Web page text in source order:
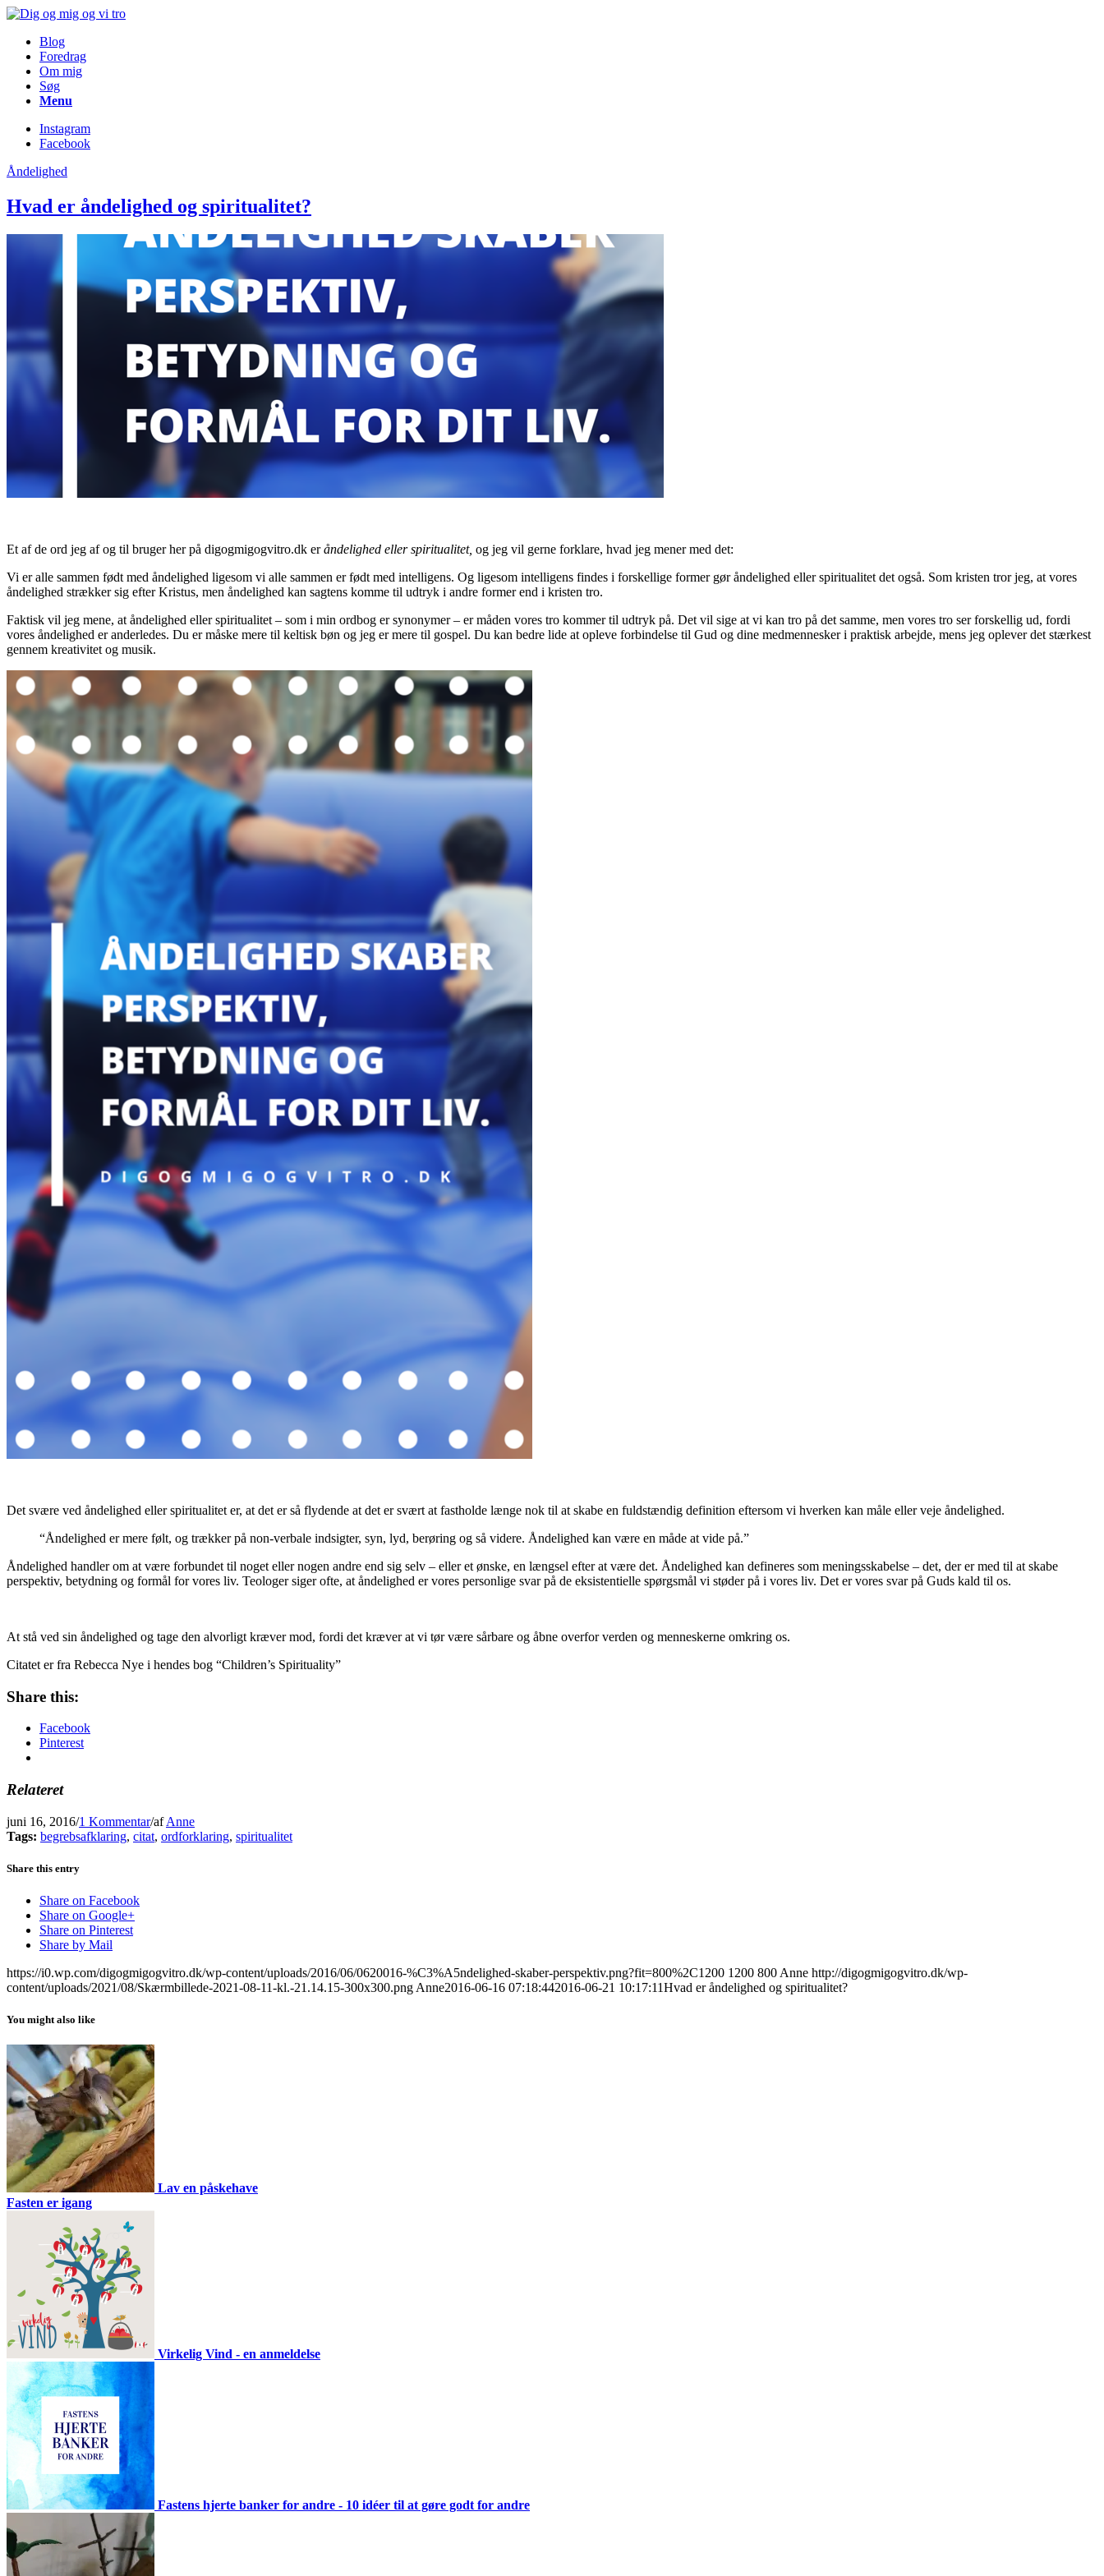
Blog
Foredrag
Om mig
Søg
Menu
Instagram
Facebook
Åndelighed
Hvad er åndelighed og spiritualitet?
Et af de ord jeg af og til bruger her på digogmigogvitro.dk eråndelighed eller spiritualitet, og jeg vil gerne forklare, hvad jeg mener med det:
Vi er alle sammen født med åndelighed ligesom vi alle sammen er født med intelligens. Og ligesom intelligens findes i forskellige former gør åndelighed eller spiritualitet det også. Som kristen tror jeg, at vores
åndelighed strækker sig efter Kristus, men åndelighed kan sagtens komme til udtryk i andre former end i kristen tro.
Faktisk vil jeg mene, at åndelighed eller spiritualitet – som i min ordbog er synonymer – er måden vores tro kommer til udtryk på. Det vil sige at vi kan tro på det samme, men vores tro ser forskellig ud, fordi
vores åndelighed er anderledes. Du er måske mere til keltisk bøn og jeg er mere til gospel. Du kan bedre lide at opleve forbindelse til Gud og dine medmennesker i praktisk arbejde, mens jeg oplever det stærkest
gennem kreativitet og musik.
Det svære ved åndelighed eller spiritualitet er, at det er så flydende at det er svært at fastholde længe nok til at skabe en fuldstændig definition eftersom vi hverken kan måle eller veje åndelighed.
“Åndelighed er mere følt, og trækker på non-verbale indsigter, syn, lyd, berøring og så videre. Åndelighed kan være en måde at vide på.”
Åndelighed handler om at være forbundet til noget eller nogen andre end sig selv – eller et ønske, en længsel efter at være det. Åndelighed kan defineres som meningsskabelse – det, der er med til at skabe
perspektiv, betydning og formål for vores liv. Teologer siger ofte, at åndelighed er vores personlige svar på de eksistentielle spørgsmål vi støder på i vores liv. Det er vores svar på Guds kald til os.
At stå ved sin åndelighed og tage den alvorligt kræver mod, fordi det kræver at vi tør være sårbare og åbne overfor verden og menneskerne omkring os.
Citatet er fra Rebecca Nye i hendes bog “Children’s Spirituality”
Share this:
Facebook
Pinterest
Relateret
juni 16, 2016/1 Kommentar/afAnne
Tags: begrebsafklaring, citat, ordforklaring, spiritualitet
Share this entry
Share on Facebook
Share on Google+
Share on Pinterest
Share by Mail
https://i0.wp.com/digogmigogvitro.dk/wp-content/uploads/2016/06/0620016-%C3%A5ndelighed-skaber-perspektiv.png?fit=800%2C1200 1200 800 Anne http://digogmigogvitro.dk/wp-
content/uploads/2021/08/Skærmbillede-2021-08-11-kl.-21.14.15-300x300.png Anne2016-06-16 07:18:442016-06-21 10:17:11Hvad er åndelighed og spiritualitet?
You might also like
Lav en påskehave
Fasten er igang
Virkelig Vind - en anmeldelse
Fastens hjerte banker for andre - 10 idéer til at gøre godt for andre